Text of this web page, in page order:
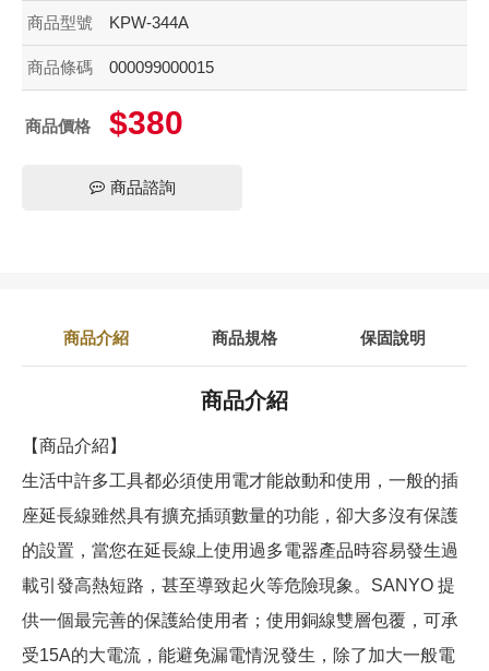
商品型號 KPW-344A
商品條碼 000099000015
商品價格 $380
商品諮詢
商品介紹 商品規格 保固說明
商品介紹
【商品介紹】
生活中許多工具都必須使用電才能啟動和使用，一般的插
座延長線雖然具有擴充插頭數量的功能，卻大多沒有保護
的設置，當您在延長線上使用過多電器產品時容易發生過
載引發高熱短路，甚至導致起火等危險現象。SANYO 提
供一個最完善的保護給使用者；使用銅線雙層包覆，可承
受15A的大電流，能避免漏電情況發生，除了加大一般電